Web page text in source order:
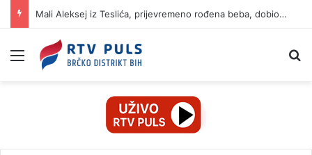
Mali Aleksej iz Teslića, prijevremeno rođena beba, dobio životnu bitku na UKC-u Srpske
Izbornik